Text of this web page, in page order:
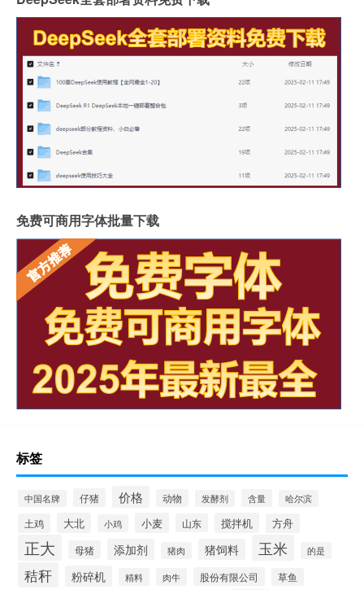
免费可商用字体批量下载
标签
中国名牌 仔猪 价格 动物 发酵剂 含量 哈尔滨
土鸡 大北 小鸡 小麦 山东 搅拌机 方舟
正大 母猪 添加剂 猪肉 猪饲料 玉米 的是
秸秆 粉碎机 精料 肉牛 股份有限公司 草鱼